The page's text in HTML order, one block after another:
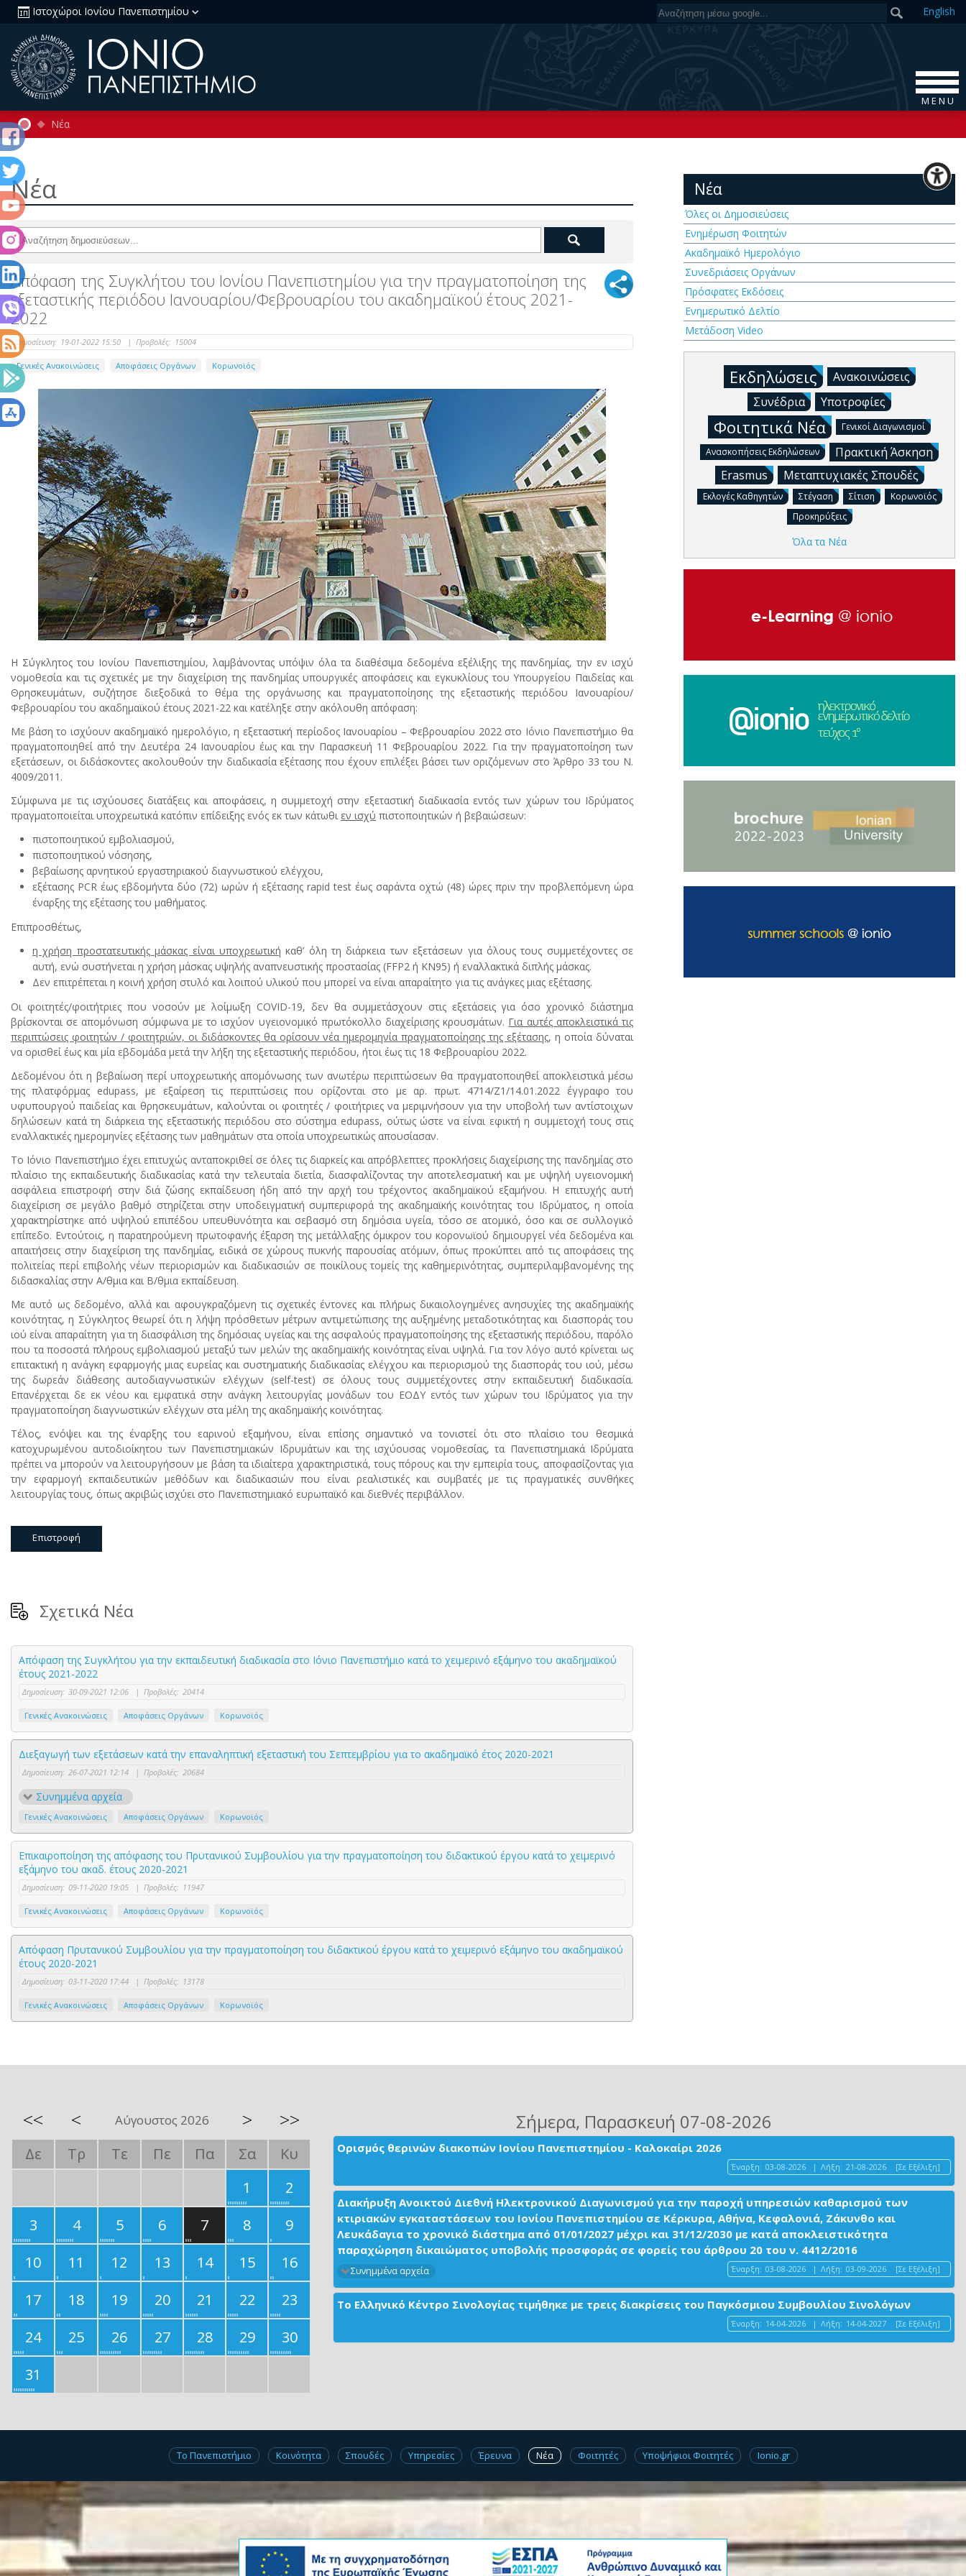
Ιστοχώροι Ιονίου Πανεπιστημίου English
M E N U
Νέα
Νέα
Απόφαση της Συγκλήτου του Ιονίου Πανεπιστημίου για την πραγματοποίηση της
εξεταστικής περιόδου Ιανουαρίου/Φεβρουαρίου του ακαδημαϊκού έτους 2021-
2022
Δημοσίευση: 19-01-2022 15:50 | Προβολές: 15004
Γενικές Ανακοινώσεις Αποφάσεις Οργάνων Κορωνοϊός
Η Σύγκλητος του Ιονίου Πανεπιστημίου, λαμβάνοντας υπόψιν όλα τα διαθέσιμα δεδομένα εξέλιξης της πανδημίας, την εν ισχύ
νομοθεσία και τις σχετικές με την διαχείριση της πανδημίας υπουργικές αποφάσεις και εγκυκλίους του Υπουργείου Παιδείας και
Θρησκευμάτων, συζήτησε διεξοδικά το θέμα της οργάνωσης και πραγματοποίησης της εξεταστικής περιόδου Ιανουαρίου/
Φεβρουαρίου του ακαδημαϊκού έτους 2021-22 και κατέληξε στην ακόλουθη απόφαση:
Με βάση το ισχύουν ακαδημαϊκό ημερολόγιο, η εξεταστική περίοδος Ιανουαρίου – Φεβρουαρίου 2022 στο Ιόνιο Πανεπιστήμιο θα
πραγματοποιηθεί από την Δευτέρα 24 Ιανουαρίου έως και την Παρασκευή 11 Φεβρουαρίου 2022. Για την πραγματοποίηση των
εξετάσεων, οι διδάσκοντες ακολουθούν την διαδικασία εξέτασης που έχουν επιλέξει βάσει των οριζόμενων στο Άρθρο 33 του Ν.
4009/2011.
Σύμφωνα με τις ισχύουσες διατάξεις και αποφάσεις, η συμμετοχή στην εξεταστική διαδικασία εντός των χώρων του Ιδρύματος
πραγματοποιείται υποχρεωτικά κατόπιν επίδειξης ενός εκ των κάτωθι εν ισχύ πιστοποιητικών ή βεβαιώσεων:
πιστοποιητικού εμβολιασμού,
πιστοποιητικού νόσησης,
βεβαίωσης αρνητικού εργαστηριακού διαγνωστικού ελέγχου,
εξέτασης PCR έως εβδομήντα δύο (72) ωρών ή εξέτασης rapid test έως σαράντα οχτώ (48) ώρες πριν την προβλεπόμενη ώρα
έναρξης της εξέτασης του μαθήματος.
Επιπροσθέτως,
η χρήση προστατευτικής μάσκας είναι υποχρεωτική καθ’ όλη τη διάρκεια των εξετάσεων για όλους τους συμμετέχοντες σε
αυτή, ενώ συστήνεται η χρήση μάσκας υψηλής αναπνευστικής προστασίας (FFP2 ή ΚN95) ή εναλλακτικά διπλής μάσκας.
Δεν επιτρέπεται η κοινή χρήση στυλό και λοιπού υλικού που μπορεί να είναι απαραίτητο για τις ανάγκες μιας εξέτασης.
Οι φοιτητές/φοιτήτριες που νοσούν με λοίμωξη COVID-19, δεν θα συμμετάσχουν στις εξετάσεις για όσο χρονικό διάστημα
βρίσκονται σε απομόνωση σύμφωνα με το ισχύον υγειονομικό πρωτόκολλο διαχείρισης κρουσμάτων. Για αυτές αποκλειστικά τις
περιπτώσεις φοιτητών / φοιτητριών, οι διδάσκοντες θα ορίσουν νέα ημερομηνία πραγματοποίησης της εξέτασης, η οποία δύναται
να ορισθεί έως και μία εβδομάδα μετά την λήξη της εξεταστικής περιόδου, ήτοι έως τις 18 Φεβρουαρίου 2022.
Δεδομένου ότι η βεβαίωση περί υποχρεωτικής απομόνωσης των ανωτέρω περιπτώσεων θα πραγματοποιηθεί αποκλειστικά μέσω
της πλατφόρμας edupass, με εξαίρεση τις περιπτώσεις που ορίζονται στο με αρ. πρωτ. 4714/Ζ1/14.01.2022 έγγραφο του
υφυπουργού παιδείας και θρησκευμάτων, καλούνται οι φοιτητές / φοιτήτριες να μεριμνήσουν για την υποβολή των αντίστοιχων
δηλώσεων κατά τη διάρκεια της εξεταστικής περιόδου στο σύστημα edupass, ούτως ώστε να είναι εφικτή η συμμετοχή τους στις
εναλλακτικές ημερομηνίες εξέτασης των μαθημάτων στα οποία υποχρεωτικώς απουσίασαν.
Το Ιόνιο Πανεπιστήμιο έχει επιτυχώς ανταποκριθεί σε όλες τις διαρκείς και απρόβλεπτες προκλήσεις διαχείρισης της πανδημίας στο
πλαίσιο της εκπαιδευτικής διαδικασίας κατά την τελευταία διετία, διασφαλίζοντας την αποτελεσματική και με υψηλή υγειονομική
ασφάλεια επιστροφή στην διά ζώσης εκπαίδευση ήδη από την αρχή του τρέχοντος ακαδημαϊκού εξαμήνου. Η επιτυχής αυτή
διαχείριση σε μεγάλο βαθμό στηρίζεται στην υποδειγματική συμπεριφορά της ακαδημαϊκής κοινότητας του Ιδρύματος, η οποία
χαρακτηρίστηκε από υψηλού επιπέδου υπευθυνότητα και σεβασμό στη δημόσια υγεία, τόσο σε ατομικό, όσο και σε συλλογικό
επίπεδο. Εντούτοις, η παρατηρούμενη πρωτοφανής έξαρση της μετάλλαξης όμικρον του κορονωϊού δημιουργεί νέα δεδομένα και
απαιτήσεις στην διαχείριση της πανδημίας, ειδικά σε χώρους πυκνής παρουσίας ατόμων, όπως προκύπτει από τις αποφάσεις της
πολιτείας περί επιβολής νέων περιορισμών και διαδικασιών σε ποικίλους τομείς της καθημερινότητας, συμπεριλαμβανομένης της
διδασκαλίας στην Α/θμια και Β/θμια εκπαίδευση.
Με αυτό ως δεδομένο, αλλά και αφουγκραζόμενη τις σχετικές έντονες και πλήρως δικαιολογημένες ανησυχίες της ακαδημαϊκής
κοινότητας, η Σύγκλητος θεωρεί ότι η λήψη πρόσθετων μέτρων αντιμετώπισης της αυξημένης μεταδοτικότητας και διασποράς του
ιού είναι απαραίτητη για τη διασφάλιση της δημόσιας υγείας και της ασφαλούς πραγματοποίησης της εξεταστικής περιόδου, παρόλο
που τα ποσοστά πλήρους εμβολιασμού μεταξύ των μελών της ακαδημαϊκής κοινότητας είναι υψηλά. Για τον λόγο αυτό κρίνεται ως
επιτακτική η ανάγκη εφαρμογής μιας ευρείας και συστηματικής διαδικασίας ελέγχου και περιορισμού της διασποράς του ιού, μέσω
της δωρεάν διάθεσης αυτοδιαγνωστικών ελέγχων (self-test) σε όλους τους συμμετέχοντες στην εκπαιδευτική διαδικασία.
Επανέρχεται δε εκ νέου και εμφατικά στην ανάγκη λειτουργίας μονάδων του ΕΟΔΥ εντός των χώρων του Ιδρύματος για την
πραγματοποίηση διαγνωστικών ελέγχων στα μέλη της ακαδημαϊκής κοινότητας.
Τέλος, ενόψει και της έναρξης του εαρινού εξαμήνου, είναι επίσης σημαντικό να τονιστεί ότι στο πλαίσιο του θεσμικά
κατοχυρωμένου αυτοδιοίκητου των Πανεπιστημιακών Ιδρυμάτων και της ισχύουσας νομοθεσίας, τα Πανεπιστημιακά Ιδρύματα
πρέπει να μπορούν να λειτουργήσουν με βάση τα ιδιαίτερα χαρακτηριστικά, τους πόρους και την εμπειρία τους, αποφασίζοντας για
την εφαρμογή εκπαιδευτικών μεθόδων και διαδικασιών που είναι ρεαλιστικές και συμβατές με τις πραγματικές συνθήκες
λειτουργίας τους, όπως ακριβώς ισχύει στο Πανεπιστημιακό ευρωπαϊκό και διεθνές περιβάλλον.
Επιστροφή
Σχετικά Νέα
Απόφαση της Συγκλήτου για την εκπαιδευτική διαδικασία στο Ιόνιο Πανεπιστήμιο κατά το χειμερινό εξάμηνο του ακαδημαϊκού
έτους 2021-2022
Δημοσίευση: 30-09-2021 12:06 | Προβολές: 20414
Γενικές Ανακοινώσεις Αποφάσεις Οργάνων Κορωνοϊός
Διεξαγωγή των εξετάσεων κατά την επαναληπτική εξεταστική του Σεπτεμβρίου για το ακαδημαϊκό έτος 2020-2021
Δημοσίευση: 26-07-2021 12:14 | Προβολές: 20684
Συνημμένα αρχεία
Γενικές Ανακοινώσεις Αποφάσεις Οργάνων Κορωνοϊός
Επικαιροποίηση της απόφασης του Πρυτανικού Συμβουλίου για την πραγματοποίηση του διδακτικού έργου κατά το χειμερινό
εξάμηνο του ακαδ. έτους 2020-2021
Δημοσίευση: 09-11-2020 19:05 | Προβολές: 11947
Γενικές Ανακοινώσεις Αποφάσεις Οργάνων Κορωνοϊός
Απόφαση Πρυτανικού Συμβουλίου για την πραγματοποίηση του διδακτικού έργου κατά το χειμερινό εξάμηνο του ακαδημαϊκού
έτους 2020-2021
Δημοσίευση: 03-11-2020 17:44 | Προβολές: 13178
Γενικές Ανακοινώσεις Αποφάσεις Οργάνων Κορωνοϊός
Νέα
Όλες οι Δημοσιεύσεις
Ενημέρωση Φοιτητών
Ακαδημαϊκό Ημερολόγιο
Συνεδριάσεις Οργάνων
Πρόσφατες Εκδόσεις
Ενημερωτικό Δελτίο
Μετάδοση Video
Εκδηλώσεις
Ανακοινώσεις
Συνέδρια
Υποτροφίες
Φοιτητικά Νέα Γενικοί Διαγωνισμοί
Ανασκοπήσεις Εκδηλώσεων
Πρακτική Άσκηση
Erasmus
Μεταπτυχιακές Σπουδές
Εκλογές Καθηγητών Στέγαση Σίτιση
Κορωνοϊός
Προκηρύξεις
Όλα τα Νέα
<< < Αύγουστος 2026 > >>
Δε Τρ Τε Πε Πα Σα
Κυ
1
2
3
4 5 6 7 8
9
10
11 12 13 14 15
16
17
18 19 20 21 22
23
24
25 26 27 28 29
30
31
Σήμερα, Παρασκευή 07-08-2026
Ορισμός θερινών διακοπών Ιονίου Πανεπιστημίου - Καλοκαίρι 2026
Έναρξη: 03-08-2026 | Λήξη: 21-08-2026 [Σε Εξέλιξη]
Διακήρυξη Ανοικτού Διεθνή Ηλεκτρονικού Διαγωνισμού για την παροχή υπηρεσιών καθαρισμού των
κτιριακών εγκαταστάσεων του Ιονίου Πανεπιστημίου σε Κέρκυρα, Αθήνα, Κεφαλονιά, Ζάκυνθο και
Λευκάδαγια το χρονικό διάστημα από 01/01/2027 μέχρι και 31/12/2030 με κατά αποκλειστικότητα
παραχώρηση δικαιώματος υποβολής προσφοράς σε φορείς του άρθρου 20 του ν. 4412/2016
Έναρξη: 03-08-2026 | Λήξη: 03-09-2026 [Σε Εξέλιξη]
Συνημμένα αρχεία
Το Ελληνικό Κέντρο Σινολογίας τιμήθηκε με τρεις διακρίσεις του Παγκόσμιου Συμβουλίου Σινολόγων
Έναρξη: 14-04-2026 | Λήξη: 14-04-2027 [Σε Εξέλιξη]
Το Πανεπιστήμιο Κοινότητα Σπουδές Υπηρεσίες Έρευνα Νέα Φοιτητές Υποψήφιοι Φοιτητές Ionio.gr